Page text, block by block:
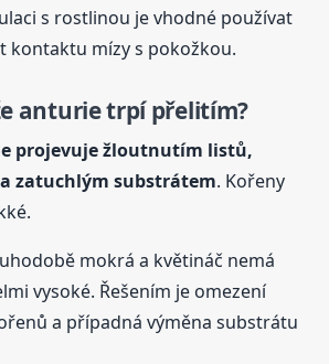
s rostlinou je vhodné používat
kontaktu mízy s pokožkou.
anturietrpí přelitím?
projevuje žloutnutím listů,
zatuchlým substrátem. Kořeny
mokrá a květináč nemá
vysoké. Řešením je omezení
a případná výměna substrátu